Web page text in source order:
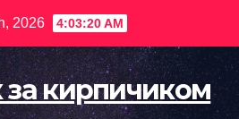
2026 4:03:22 AM
кирпичиком